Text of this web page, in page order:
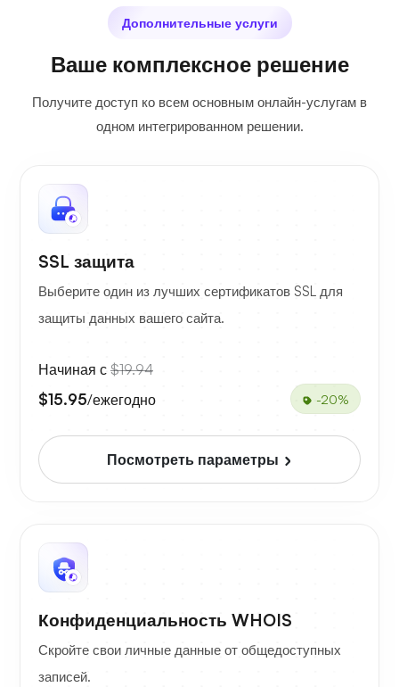
Дополнительные услуги
Ваше комплексное решение
Получите доступ ко всем основным онлайн-услугам в
одном интегрированном решении.
SSL защита
Выберите один из лучших сертификатов SSL для
защиты данных вашего сайта.
Начиная с $19.94
$15.95/ежегодно -20%
Посмотреть параметры
Конфиденциальность WHOIS
Скройте свои личные данные от общедоступных
записей.